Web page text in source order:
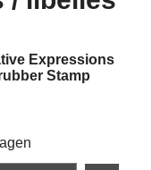
Expressions
Stamp